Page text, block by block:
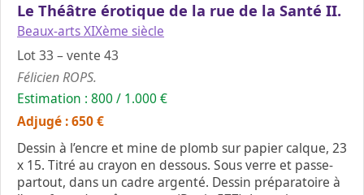
Le Théâtre érotique de la rue de la Santé II.
Beaux-arts XIXème siècle
Lot 33 – vente 43
Félicien ROPS.
Estimation : 800 / 1.000 €
Adjugé : 650 €
Dessin à l’encre et mine de plomb sur papier calque, 23
x 15. Titré au crayon en dessous. Sous verre et passe-
partout, dans un cadre argenté. Dessin préparatoire à